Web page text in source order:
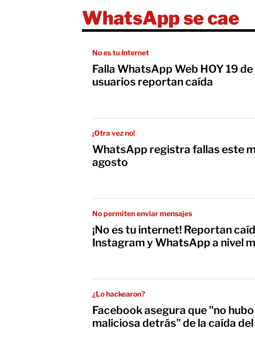
WhatsApp se cae
No es tu Internet
Falla WhatsApp Web HOY 19
usuarios reportan caída
¡Otra vez no!
WhatsApp registra fallas este
agosto
No permiten enviar mensajes
¡No es tu internet! Reportan
Instagram y WhatsApp a nivel
¿Lo hackearon?
Facebook asegura que "no
maliciosa detrás" de la caída